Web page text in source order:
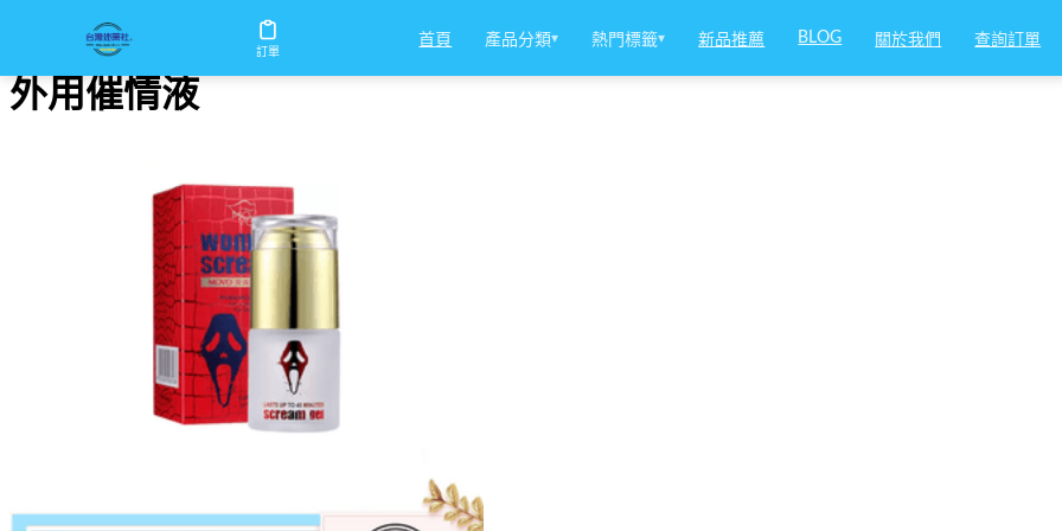
訂單
首頁 產品分類▾ 熱門標籤▾ 新品推薦 BLOG 關於我們 查詢訂單
外用催情液
外用催情液